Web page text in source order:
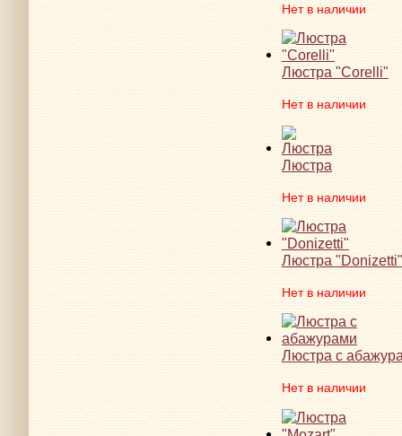
Нет в наличии
Люстра "Corelli"
Нет в наличии
Люстра
Нет в наличии
Люстра "Donizetti"
Нет в наличии
Люстра с
Нет в наличии